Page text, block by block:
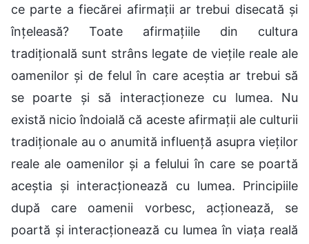
ce parte a fiecărei afirmații ar trebui disecată și
înțeleasă? Toate afirmațiile din cultura
tradițională sunt strâns legate de viețile reale ale
oamenilor și de felul în care aceștia ar trebui să
se poarte și să interacționeze cu lumea. Nu
există nicio îndoială că aceste afirmații ale culturii
tradiționale au o anumită influență asupra vieților
reale ale oamenilor și a felului în care se poartă
aceștia și interacționează cu lumea. Principiile
după care oamenii vorbesc, acționează, se
poartă și interacționează cu lumea în viața reală